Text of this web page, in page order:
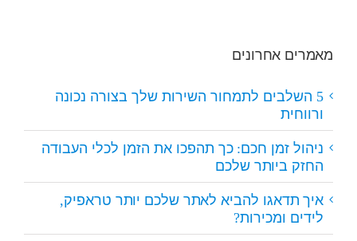
מאמרים אחרונים
5 השלבים לתמחור השירות שלך בצורה נכונה
ורווחית
ניהול זמן חכם: כך תהפכו את הזמן לכלי העבודה
החזק ביותר שלכם
איך תדאגו להביא לאתר שלכם יותר טראפיק,
לידים ומכירות?